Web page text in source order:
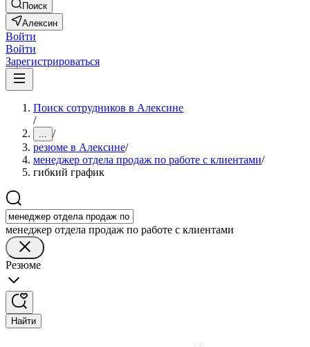
Поиск
Алексин
Войти
Войти
Зарегистрироваться
Поиск сотрудников в Алексине
/
... /
резюме в Алексине/
менеджер отдела продаж по работе с клиентами/
гибкий график
менеджер отдела продаж по работе с клиентами
Резюме
Найти